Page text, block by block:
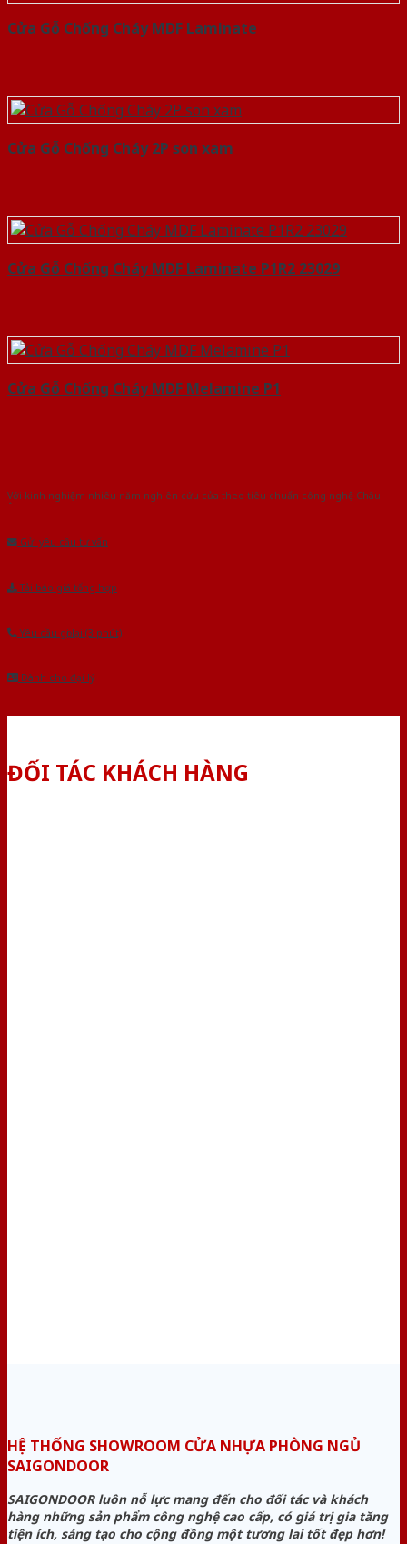
Cửa Gỗ Chống Cháy MDF Laminate
Cửa Gỗ Chống Cháy 2P son xam
Cửa Gỗ Chống Cháy MDF Laminate P1R2 23029
Cửa Gỗ Chống Cháy MDF Melamine P1
Với kinh nghiệm nhiêu năm nghiên cứu cửa theo tiêu chuẩn công nghệ Châu
Gửi yêu cầu tư vấn
Tải báo giá tổng hợp
Yêu cầu gọi lại (3 phút)
Dành cho đại lý
ĐỐI TÁC KHÁCH HÀNG
HỆ THỐNG SHOWROOM CỬA NHỰA PHÒNG NGỦ
SAIGONDOOR
SAIGONDOOR luôn nỗ lực mang đến cho đối tác và khách
hàng những sản phẩm công nghệ cao cấp, có giá trị gia tăng
tiện ích, sáng tạo cho cộng đồng một tương lai tốt đẹp hơn!